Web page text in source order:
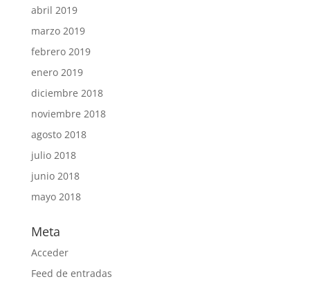
abril 2019
marzo 2019
febrero 2019
enero 2019
diciembre 2018
noviembre 2018
agosto 2018
julio 2018
junio 2018
mayo 2018
Meta
Acceder
Feed de entradas